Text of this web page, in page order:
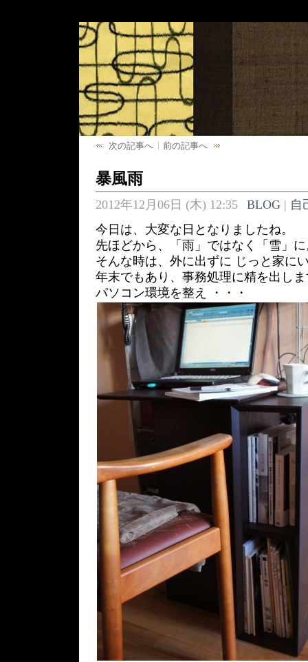
次の記事へ 前の記事へ
暴風雨
2012年12月06日 (木) 12:35 BLOG| 自
今日は、大変な日となりましたね。
先ほどから、「雨」ではなく「雪」
そんな時は、外に出ずに じっと家に
年末でもあり、事務処理に精を出し
パソコン環境を整え ・・・